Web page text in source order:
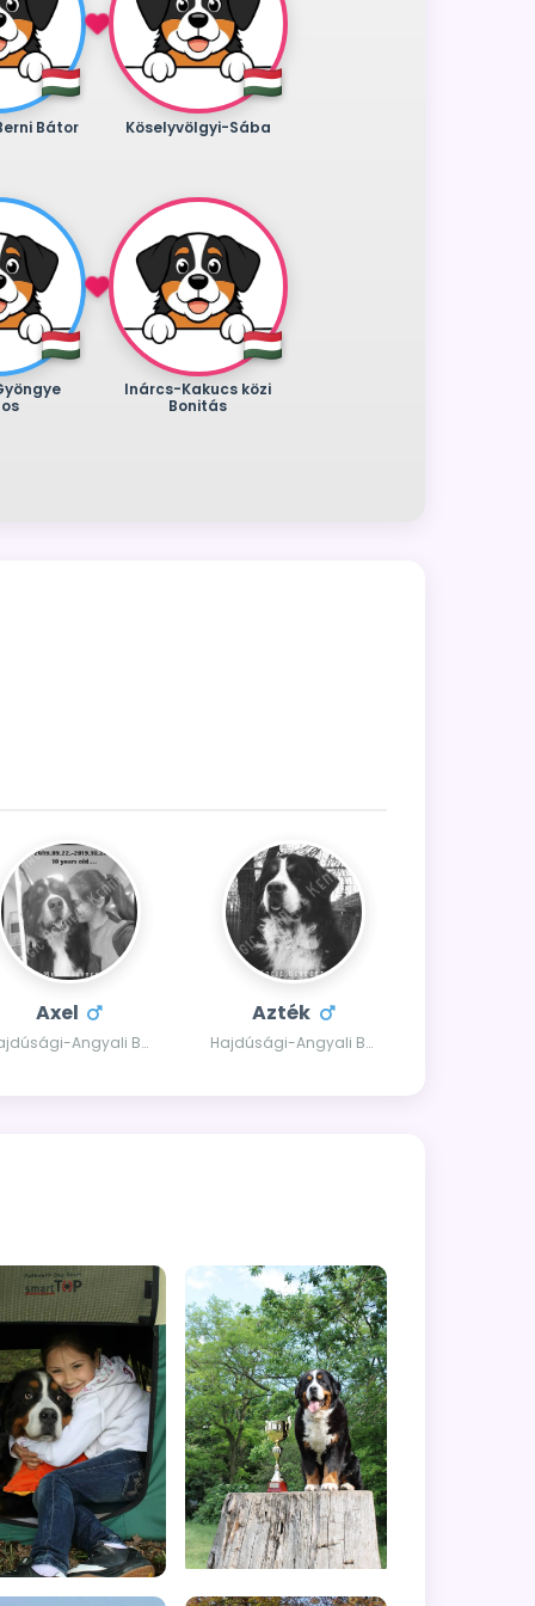
Bátor Köselyvölgyi-Sába
Inárcs-Kakucs közi
Bonitás
Axel
Hajdúsági-Angyali Berni Axel
Azték
Hajdúsági-Angyali Berni Azték